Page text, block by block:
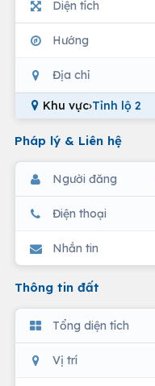
Diện tích
Hướng
Địa chỉ
Khu vực›Tỉnh lộ 2
Pháp lý & Liên hệ
Người đăng
Điện thoại
Nhắn tin
Thông tin đất
Tổng diện tích
Vị trí